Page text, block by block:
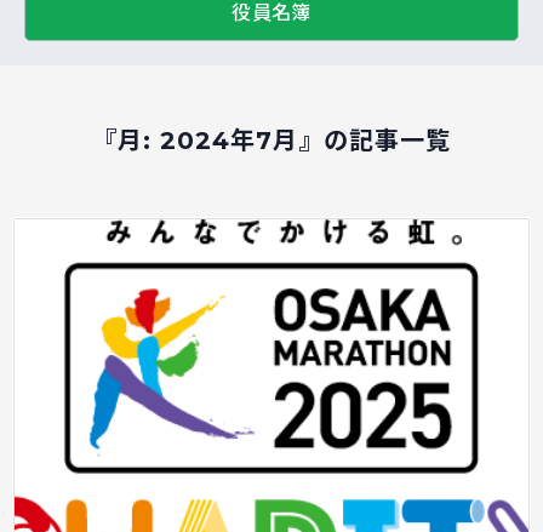
役員名簿
『月: 2024年7月 』の記事一覧